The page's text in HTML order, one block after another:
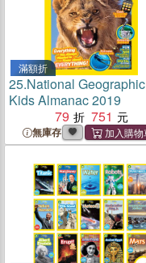
滿額折
25.National Geographic
Kids Almanac 2019
79
751
無庫存